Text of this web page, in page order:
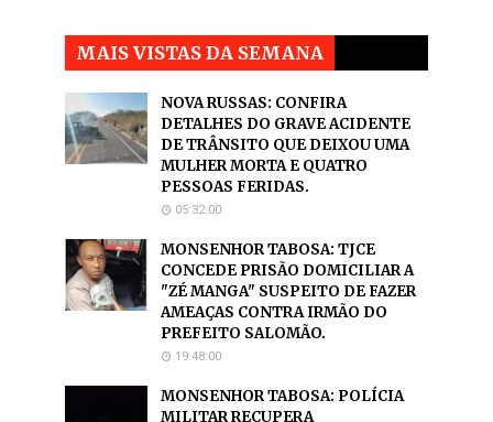
MAIS VISTAS DA SEMANA
NOVA RUSSAS: CONFIRA
DETALHES DO GRAVE ACIDENTE
DE TRÂNSITO QUE DEIXOU UMA
MULHER MORTA E QUATRO
PESSOAS FERIDAS.
05:32:00
MONSENHOR TABOSA: TJCE
CONCEDE PRISÃO DOMICILIAR A
"ZÉ MANGA" SUSPEITO DE FAZER
AMEAÇAS CONTRA IRMÃO DO
PREFEITO SALOMÃO.
19:48:00
MONSENHOR TABOSA: POLÍCIA
MILITAR RECUPERA